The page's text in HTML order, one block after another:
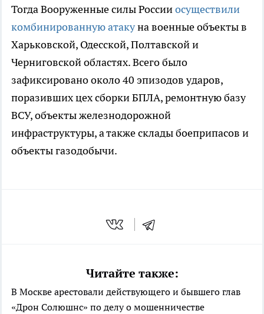
Тогда Вооруженные силы Россииосуществили
комбинированную атакуна военные объекты в
Харьковской, Одесской, Полтавской и
Черниговской областях. Всего было
зафиксировано около 40 эпизодов ударов,
поразивших цех сборки БПЛА, ремонтную базу
ВСУ, объекты железнодорожной
инфраструктуры, а также склады боеприпасов и
объекты газодобычи.
Читайте также:
В Москве арестовали действующего и бывшего глав
«Дрон Солюшнс» по делу о мошенничестве